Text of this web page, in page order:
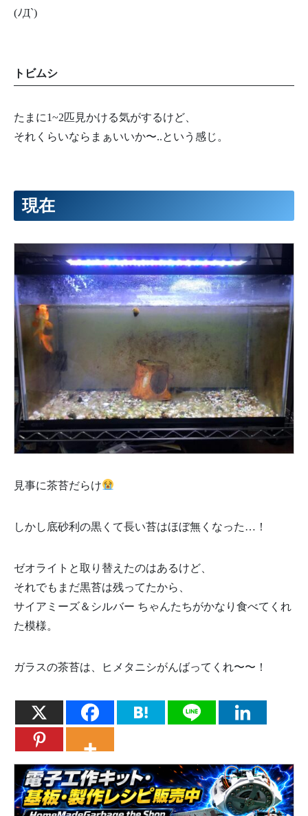
(ﾉД`)
トビムシ
たまに1~2匹見かける気がするけど、
それくらいならまぁいいか〜..という感じ。
現在
見事に茶苔だらけ
しかし底砂利の黒くて長い苔はほぼ無くなった…！
ゼオライトと取り替えたのはあるけど、
それでもまだ黒苔は残ってたから、
サイアミーズ＆シルバー ちゃんたちがかなり食べてくれ
た模様。
ガラスの茶苔は、ヒメタニシがんばってくれ〜〜！